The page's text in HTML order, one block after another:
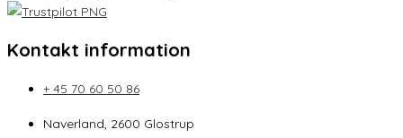
Kontakt information
+ 45 70 60 50 86
Naverland, 2600 Glostrup